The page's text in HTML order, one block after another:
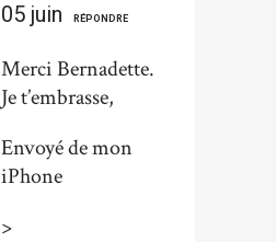
05 juin
RÉPONDRE
Merci Bernadette.
Je t’embrasse,
Envoyé de mon
iPhone
>